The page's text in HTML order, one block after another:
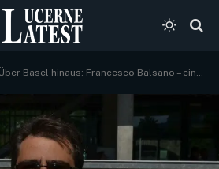
Über Basel hinaus: Francesco Balsano – ein Therapeut mit internationaler Karriere